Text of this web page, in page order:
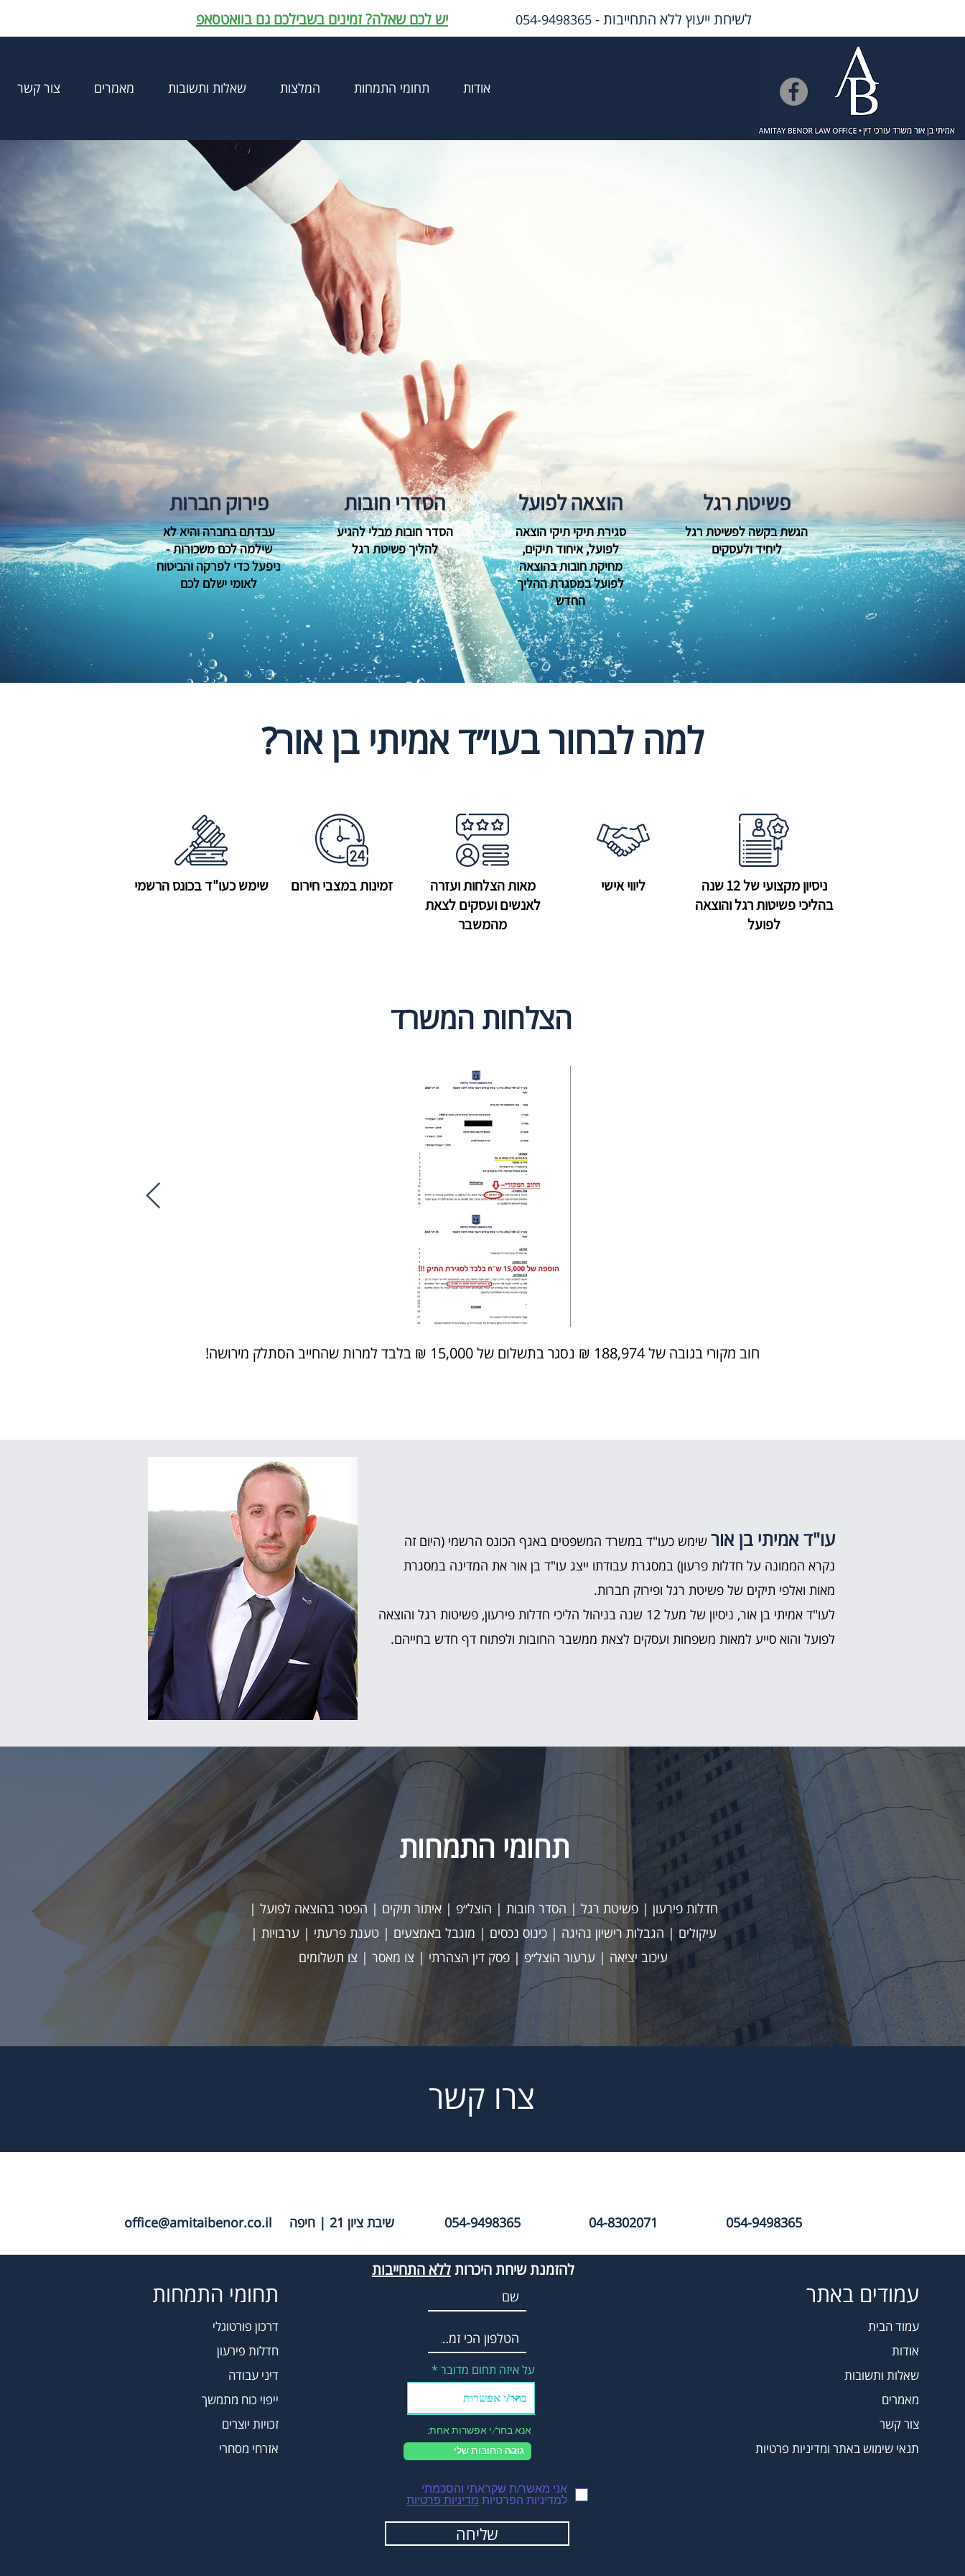
יש לכם שאלה? זמינים בשבילכם גם בוואטסאפ לשיחת ייעוץ ללא התחייבות -054-9498365
אודות תחומי התמחות המלצות שאלות ותשובות מאמרים צור קשר
פירוק חברות
עבדתם בחברה והיא לא
שילמה לכם משכורות -
ניפעל כדי לפרקה והביטוח
לאומי ישלם לכם
הסדרי חובות
הסדר חובות מבלי להגיע
להליך פשיטת רגל
הוצאה לפועל
סגירת תיקי תיקי הוצאה
לפועל, איחוד תיקים,
מחיקת חובות בהוצאה
לפועל במסגרת ההליך
החדש
פשיטת רגל
הגשת בקשה לפשיטת רגל
ליחיד ולעסקים
למה לבחור בעו״ד אמיתי בן אור?
שימש כעו"ד בכונס הרשמי זמינות במצבי חירום
מאות הצלחות ועזרה
לאנשים ועסקים לצאת
מהמשבר
ליווי אישי
ניסיון מקצועי של 12 שנה
בהליכי פשיטות רגל והוצאה
לפועל
הצלחות המשרד
חוב מקורי בגובה של 188,974 ₪ נסגר בתשלום של 15,000 ₪ בלבד למרות שהחייב הסתלק מירושה!
עו"ד אמיתי בן אור שימש כעו"ד במשרד המשפטים באגף הכונס הרשמי (היום זה
נקרא הממונה על חדלות פרעון) במסגרת עבודתו ייצג עו"ד בן אור את המדינה במסגרת
מאות ואלפי תיקים של פשיטת רגל ופירוק חברות.
לעו"ד אמיתי בן אור, ניסיון של מעל 12 שנה בניהול הליכי חדלות פירעון, פשיטות רגל והוצאה
לפועל והוא סייע למאות משפחות ועסקים לצאת ממשבר החובות ולפתוח דף חדש בחייהם.
תחומי התמחות
חדלות פירעון | פשיטת רגל | הסדר חובות | הוצל״פ | איתור תיקים | הפטר בהוצאה לפועל |
עיקולים | הגבלות רישיון נהיגה | כינוס נכסים | מוגבל באמצעים | טענת פרעתי | ערבויות |
עיכוב יציאה | ערעור הוצל״פ | פסק דין הצהרתי | צו מאסר | צו תשלומים
צרו קשר
שיבת ציון 21 | חיפה 054-9498365 04-8302071 054-9498365
office@amitaibenor.co.il
תחומי התמחות
דרכון פורטוגלי
חדלות פירעון
דיני עבודה
ייפוי כוח מתמשך
זכויות יוצרים
אזרחי מסחרי
להזמנת שיחת היכרותללא התחייבות
על איזה תחום מדובר
אנא בחר/י אפשרות אחת:
אני מאשר/ת שקראתי והסכמתי
למדיניות הפרטיות מדיניות פרטיות
שליחה
עמודים באתר
עמוד הבית
אודות
שאלות ותשובות
מאמרים
צור קשר
תנאי שימוש באתר ומדיניות פרטיות